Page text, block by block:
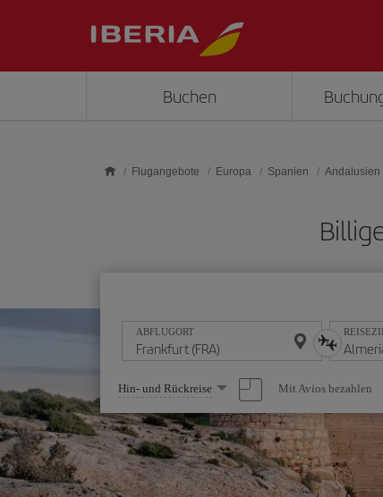
Buchen
Flugangebote Europa Spanien Andalusien
ABFLUGORT
Wählen
Sie
eine
Option
Hin- und Rückreise Mit Avios bezahlen